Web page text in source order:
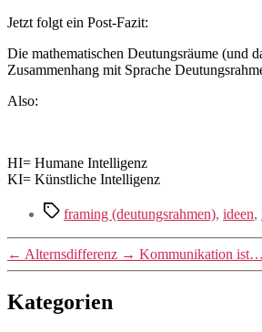
Jetzt folgt ein Post-Fazit:
Die mathematischen Deutungsräume (und
Zusammenhang mit Sprache
Also:
HI= Humane Intelligenz
KI= Künstliche Intelligenz
Schlagwörter
framing (deutungsrahmen), ideen,
← Alternsdifferenz → Kommunikation ist…
Kategorien